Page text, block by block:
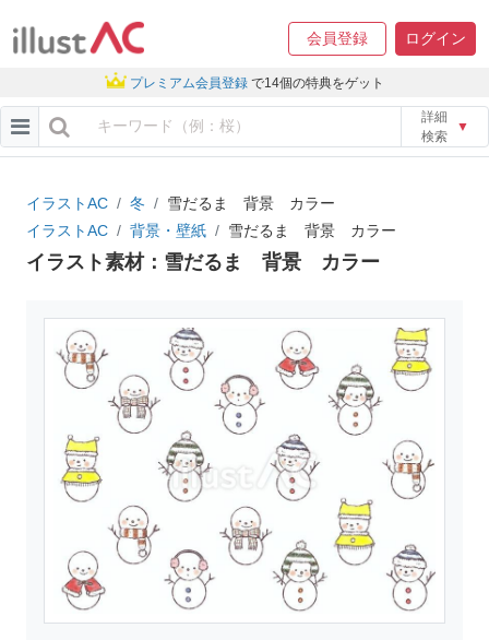
会員登録 ログイン
プレミアム会員登録 で14個の特典をゲット
詳細
検索
▼
イラストAC 冬
雪だるま 背景 カラー
イラストAC
背景・壁紙 雪だるま 背景 カラー
イラスト素材：雪だるま 背景 カラー